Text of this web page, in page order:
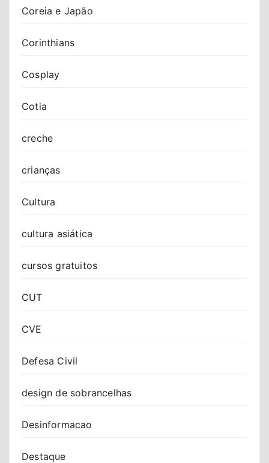
Coreia e Japão
Corinthians
Cosplay
Cotia
creche
crianças
Cultura
cultura asiática
cursos gratuitos
CUT
CVE
Defesa Civil
design de sobrancelhas
Desinformacao
Destaque